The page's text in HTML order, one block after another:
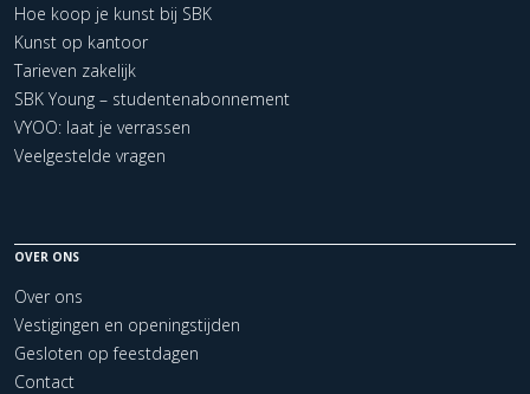
Hoe koop je kunst bij SBK
Kunst op kantoor
Tarieven zakelijk
SBK Young – studentenabonnement
VYOO: laat je verrassen
Veelgestelde vragen
OVER ONS
Over ons
Vestigingen en openingstijden
Gesloten op feestdagen
Contact